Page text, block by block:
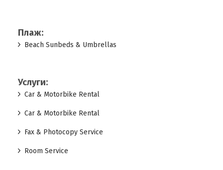
Плаж:
Beach Sunbeds & Umbrellas
Услуги:
Car & Motorbike Rental
Car & Motorbike Rental
Fax & Photocopy Service
Room Service